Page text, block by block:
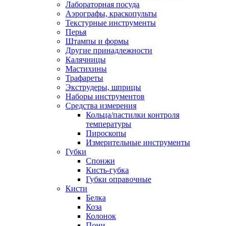
Лабораторная посуда
Аэрографы, краскопульты
Текстурные инструменты
Перья
Штампы и формы
Другие принадлежности
Калячницы
Мастихины
Трафареты
Экструдеры, шприцы
Наборы инструментов
Средства измерения
Кольца/пастилки контроля
температуры
Пироскопы
Измерительные инструменты
Губки
Спонжи
Кисть-губка
Губки оправочные
Кисти
Белка
Коза
Колонок